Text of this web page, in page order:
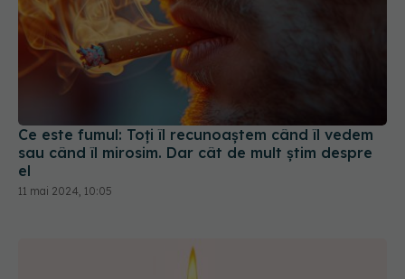
Ce este fumul: Toți îl recunoaștem când îl vedem
sau când îl mirosim. Dar cât de mult știm despre
el
11 mai 2024, 10:05